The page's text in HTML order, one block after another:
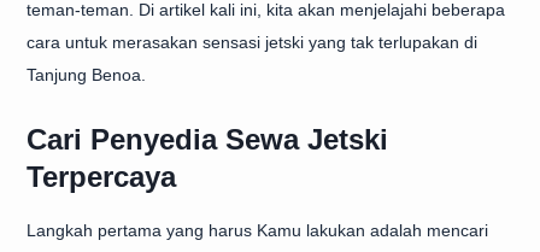
teman-teman. Di artikel kali ini, kita akan menjelajahi beberapa
cara untuk merasakan sensasi jetski yang tak terlupakan di
Tanjung Benoa.
Cari Penyedia Sewa Jetski
Terpercaya
Langkah pertama yang harus Kamu lakukan adalah mencari